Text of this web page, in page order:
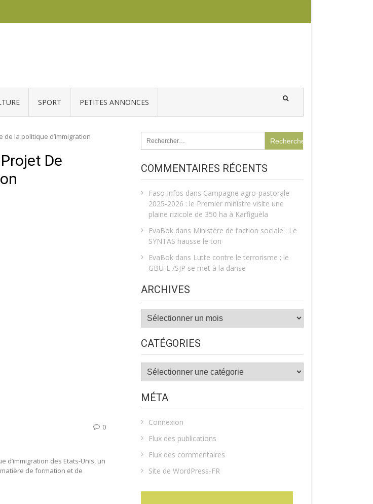
SPORT PETITES ANNONCES
de la politique d’immigration
De
0
des Etats-Unis, un
de formation et de
COMMENTAIRES RÉCENTS
Faso Infos dans Campagne agro-pastorale
2025-2026 : le Premier ministre visite une
plaine rizicole de 350 ha à Karfiguèla
EvaBok dans Ministère de l’action sociale : Le
SYNTAS hausse le ton
EvaBok dans Lutte contre le terrorisme : le
GBU-L /SJP se met à la danse
ARCHIVES
Archives
CATÉGORIES
Catégories
MÉTA
Connexion
Flux des publications
Flux des commentaires
Site de WordPress-FR